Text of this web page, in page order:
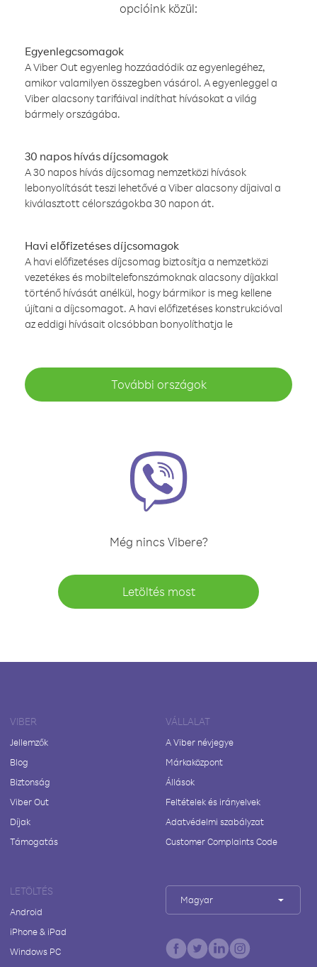
opcióink közül:
Egyenlegcsomagok
A Viber Out egyenleg hozzáadódik az egyenlegéhez,
amikor valamilyen összegben vásárol. A egyenleggel a
Viber alacsony tarifáival indíthat hívásokat a világ
bármely országába.
30 napos hívás díjcsomagok
A 30 napos hívás díjcsomag nemzetközi hívások
lebonyolítását teszi lehetővé a Viber alacsony díjaival a
kiválasztott célországokba 30 napon át.
Havi előfizetéses díjcsomagok
A havi előfizetéses díjcsomag biztosítja a nemzetközi
vezetékes és mobiltelefonszámoknak alacsony díjakkal
történő hívását anélkül, hogy bármikor is meg kellene
újítani a díjcsomagot. A havi előfizetéses konstrukcióval
az eddigi hívásait olcsóbban bonyolíthatja le
További országok
Még nincs Vibere?
Letöltés most
VIBER
Jellemzők
Blog
Biztonság
Viber Out
Díjak
Támogatás
VÁLLALAT
A Viber névjegye
Márkaközpont
Állások
Feltételek és irányelvek
Adatvédelmi szabályzat
Customer Complaints Code
LETÖLTÉS
Android
iPhone & iPad
Windows PC
Magyar